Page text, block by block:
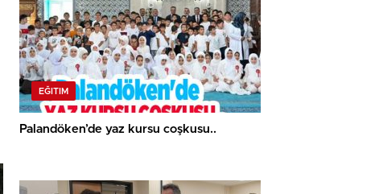
EĞITIM
Palandöken’de yaz kursu coşkusu..